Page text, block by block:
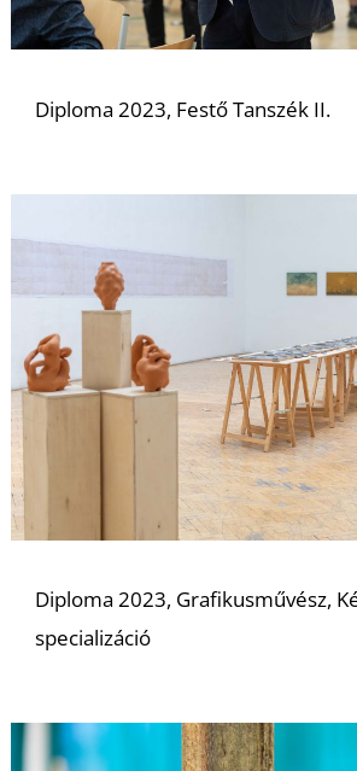
Diploma 2023, Festő Tanszék II.
Diploma 2023, Grafikusművész,
specializáció